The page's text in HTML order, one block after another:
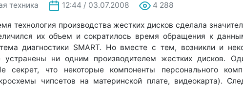
техника 12:44 / 03.07.2008 4 288
технология производства жестких дисков сделала
их объем и сократилось время обращения к
диагностики SMART. Но вместе с тем, возникли и
устранены ни одним производителем жестких дисков.
секрет, что некоторые компоненты персонального
чипсетов на материнской плате, видеокарта).